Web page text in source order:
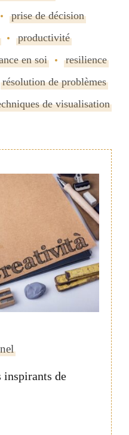
prise de décision
productivité
en soi
resilience
résolution de problèmes
de visualisation
inspirants de